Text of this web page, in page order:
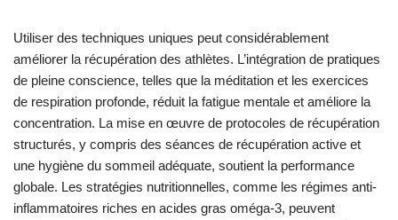
Utiliser des techniques uniques peut considérablement
améliorer la récupération des athlètes. L’intégration de pratiques
de pleine conscience, telles que la méditation et les exercices
de respiration profonde, réduit la fatigue mentale et améliore la
concentration. La mise en œuvre de protocoles de récupération
structurés, y compris des séances de récupération active et
une hygiène du sommeil adéquate, soutient la performance
globale. Les stratégies nutritionnelles, comme les régimes anti-
inflammatoires riches en acides gras oméga-3, peuvent